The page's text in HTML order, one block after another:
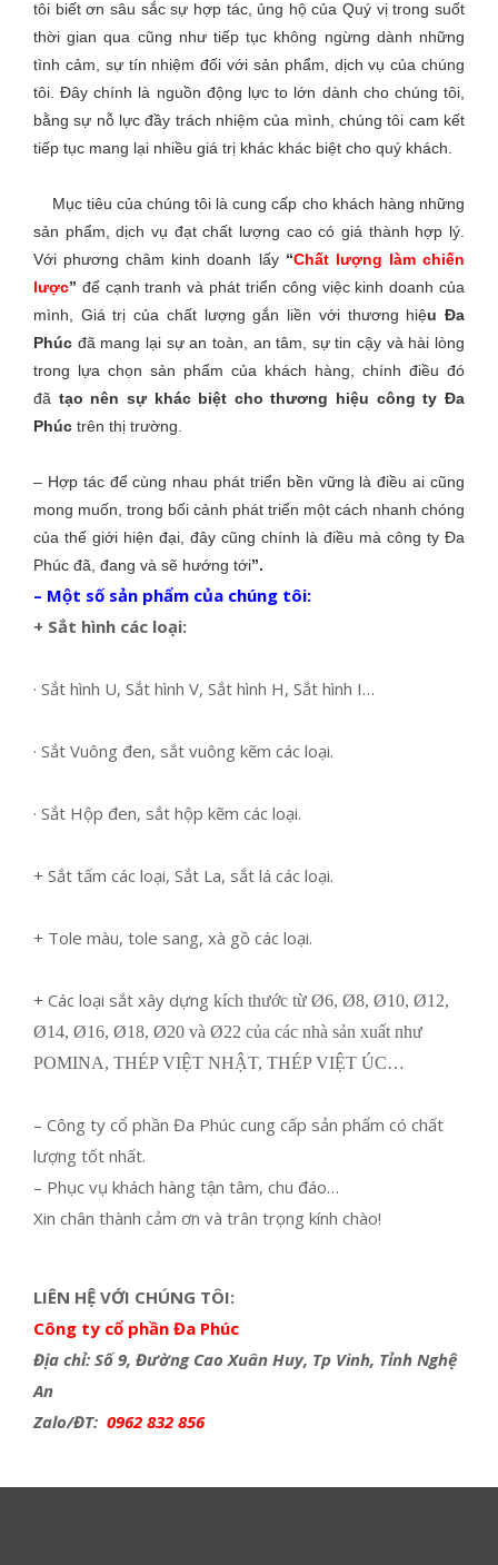
tôi biết ơn sâu sắc sự hợp tác, ủng hộ của Quý vị trong suốt
thời gian qua cũng như tiếp tục không ngừng dành những
tình cảm, sự tín nhiệm đối với sản phẩm, dịch vụ của chúng
tôi. Đây chính là nguồn động lực to lớn dành cho chúng tôi,
bằng sự nỗ lực đầy trách nhiệm của mình, chúng tôi cam kết
tiếp tục mang lại nhiều giá trị khác khác biệt cho quý khách.
Mục tiêu của chúng tôi là cung cấp cho khách hàng những
sản phẩm, dịch vụ đạt chất lượng cao có giá thành hợp lý.
Với phương châm kinh doanh lấy “Chất lượng làm chiến
lược” để cạnh tranh và phát triển công việc kinh doanh của
mình, Giá trị của chất lượng gắn liền với thương hiệu Đa
Phúc đã mang lại sự an toàn, an tâm, sự tin cậy và hài lòng
trong lựa chọn sản phẩm của khách hàng, chính điều đó
đã tạo nên sự khác biệt cho thương hiệu công ty Đa
Phúc trên thị trường.
– Hợp tác để cùng nhau phát triển bền vững là điều ai cũng
mong muốn, trong bối cảnh phát triển một cách nhanh chóng
của thế giới hiện đại, đây cũng chính là điều mà công ty Đa
Phúc đã, đang và sẽ hướng tới”.
– Một số sản phẩm của chúng tôi:
+ Sắt hình các loại:
· Sắt hình U, Sắt hình V, Sắt hình H, Sắt hình I…
· Sắt Vuông đen, sắt vuông kẽm các loại.
· Sắt Hộp đen, sắt hộp kẽm các loại.
+ Sắt tấm các loại, Sắt La, sắt lá các loại.
+ Tole màu, tole sang, xà gồ các loại.
+ Các loại sắt xây dựng kích thước từ Ø6, Ø8, Ø10, Ø12,
Ø14, Ø16, Ø18, Ø20 và Ø22 của các nhà sản xuất như
POMINA, THÉP VIỆT NHẬT, THÉP VIỆT ÚC…
– Công ty cổ phần Đa Phúc cung cấp sản phẩm có chất
lượng tốt nhất.
– Phục vụ khách hàng tận tâm, chu đáo…
Xin chân thành cảm ơn và trân trọng kính chào!
LIÊN HỆ VỚI CHÚNG TÔI:
Công ty cổ phần Đa Phúc
Địa chỉ: Số 9, Đường Cao Xuân Huy, Tp Vinh, Tỉnh Nghệ
An
Zalo/ĐT: 0962 832 856